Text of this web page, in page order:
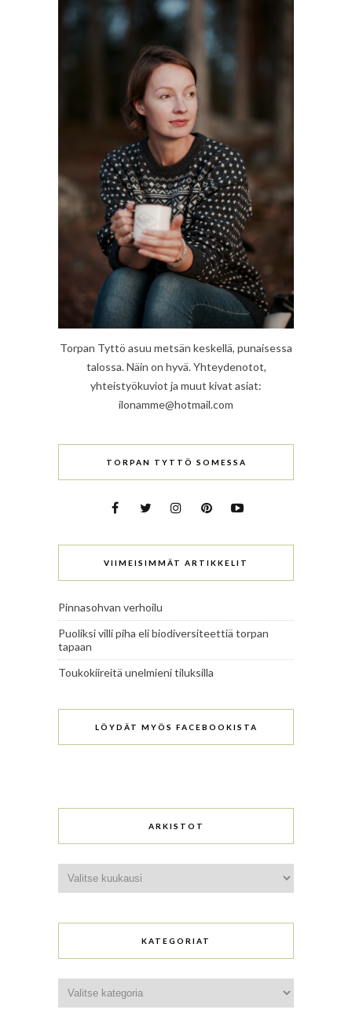
Torpan Tyttö asuu metsän keskellä, punaisessa
talossa. Näin on hyvä. Yhteydenotot,
yhteistyökuviot ja muut kivat asiat:
ilonamme@hotmail.com
TORPAN TYTTÖ SOMESSA
VIIMEISIMMÄT ARTIKKELIT
Pinnasohvan verhoilu
Puoliksi villi piha eli biodiversiteettiä torpan
tapaan
Toukokiireitä unelmieni tiluksilla
LÖYDÄT MYÖS FACEBOOKISTA
ARKISTOT
KATEGORIAT